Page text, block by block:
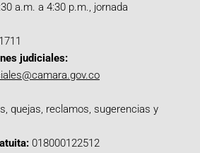
a.m. a 4:30 p.m., jornada
judiciales:
quejas, reclamos, sugerencias y
018000122512